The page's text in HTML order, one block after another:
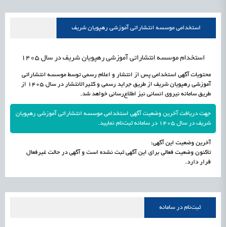
علمی
1405/05/17 اشتغال و کارآفرینی رسیدن مجوز ایجاد «سندباکس» به نهادهای توسعه‌ای و صنفی
استخدامی موسسه انتشاراتی آموزشی رهپویان شریف
استخدام موسسه انتشاراتی آموزشی رهپویان شریف در سال 1405
محتویات آگهی استخدامی پس از انتشار و اعلام رسمی توسط موسسه انتشاراتی
آموزشی رهپویان شریف از طریق جراید رسمی و کثیرالانتشار در سال 1405 از
طریق سامانه نیروی انسانی نیز اطلاع‌رسانی خواهد شد.
جهت دریافت آخرین وضعیت آگهی استخدامی موسسه انتشاراتی آموزشی رهپویان
شریف در سال 1405 در سامانه ثبت‌نام نمایید.
آخرین وضعیت این آگهی:
تاکنون وضعیت فعالی برای این آگهی ثبت نشده است و آگهی در حالت غیرفعال
قرار دارد.
ثبت‌نام در سامانه